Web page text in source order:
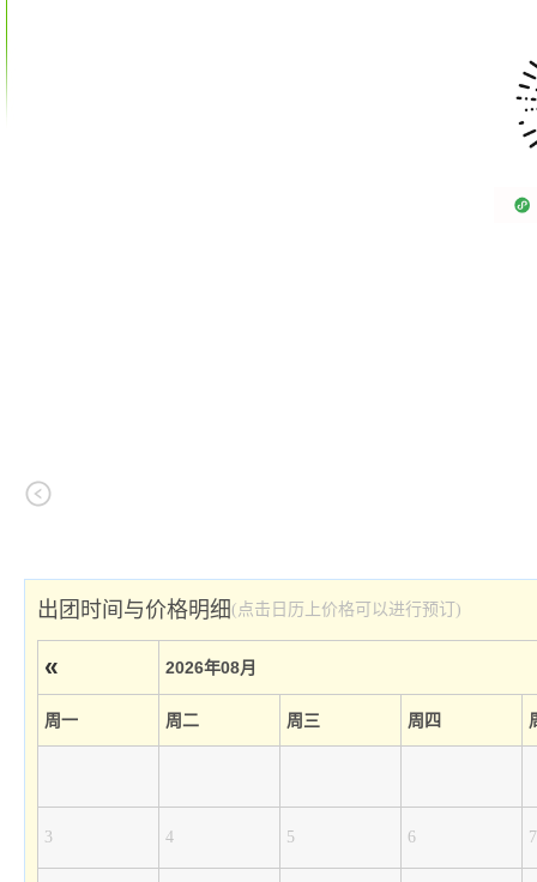
出团时间与价格明细(点击日历上价格可以进行预订)
« 2026年08月
周一 周二 周三 周四
3 4 5 6 7